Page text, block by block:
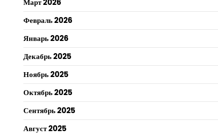
Февраль 2026
Январь 2026
Декабрь 2025
Ноябрь 2025
Октябрь 2025
Сентябрь 2025
Август 2025